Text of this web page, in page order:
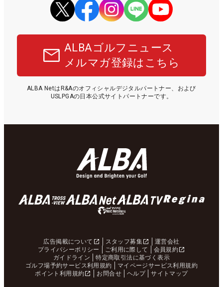
ALBAゴルフニュース
メルマガ登録はこちら
ALBA NetはR&Aのオフィシャルデジタルパートナー、および
USLPGAの日本公式サイトパートナーです。
広告掲載について スタッフ募集
運営会社
プライバシーポリシー
ご利用に際して
会員規約
ガイドライン
特定商取引法に基づく表示
ゴルフ場予約サービス利用規約
マイページサービス利用規約
ポイント利用規約
お問合せ ヘルプ サイトマップ